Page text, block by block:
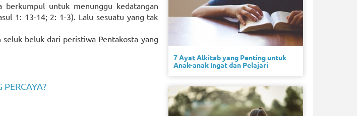
berkumpul untuk menunggu kedatangan
1: 13-14; 2: 1-3). Lalu sesuatu yang tak
beluk dari peristiwa Pentakosta yang
7 Ayat Alkitab yang Penting untuk
Anak-anak Ingat dan Pelajari